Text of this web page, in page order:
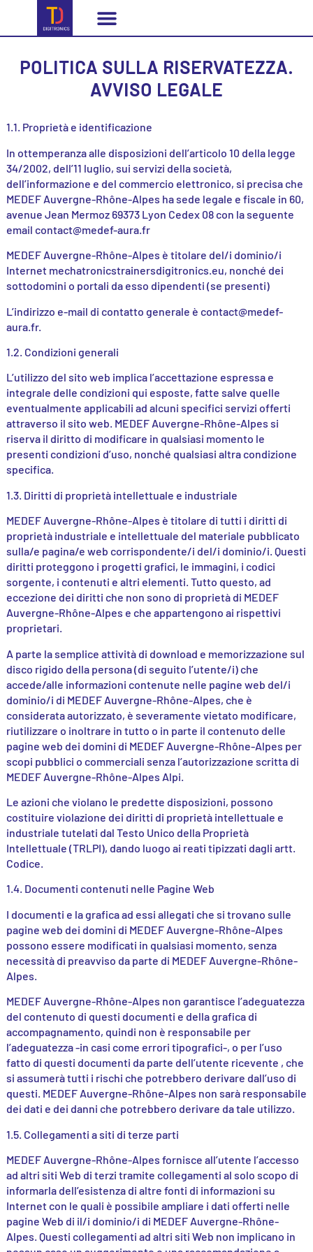
POLITICA SULLA RISERVATEZZA.
AVVISO LEGALE
1.1. Proprietà e identificazione
In ottemperanza alle disposizioni dell’articolo 10 della legge
34/2002, dell’11 luglio, sui servizi della società,
dell’informazione e del commercio elettronico, si precisa che
MEDEF Auvergne-Rhône-Alpes ha sede legale e fiscale in 60,
avenue Jean Mermoz 69373 Lyon Cedex 08 con la seguente
email contact@medef-aura.fr
MEDEF Auvergne-Rhône-Alpes è titolare del/i dominio/i
Internet mechatronicstrainersdigitronics.eu, nonché dei
sottodomini o portali da esso dipendenti (se presenti)
L’indirizzo e-mail di contatto generale è contact@medef-
aura.fr.
1.2. Condizioni generali
L’utilizzo del sito web implica l’accettazione espressa e
integrale delle condizioni qui esposte, fatte salve quelle
eventualmente applicabili ad alcuni specifici servizi offerti
attraverso il sito web. MEDEF Auvergne-Rhône-Alpes si
riserva il diritto di modificare in qualsiasi momento le
presenti condizioni d’uso, nonché qualsiasi altra condizione
specifica.
1.3. Diritti di proprietà intellettuale e industriale
MEDEF Auvergne-Rhône-Alpes è titolare di tutti i diritti di
proprietà industriale e intellettuale del materiale pubblicato
sulla/e pagina/e web corrispondente/i del/i dominio/i. Questi
diritti proteggono i progetti grafici, le immagini, i codici
sorgente, i contenuti e altri elementi. Tutto questo, ad
eccezione dei diritti che non sono di proprietà di MEDEF
Auvergne-Rhône-Alpes e che appartengono ai rispettivi
proprietari.
A parte la semplice attività di download e memorizzazione sul
disco rigido della persona (di seguito l’utente/i) che
accede/alle informazioni contenute nelle pagine web del/i
dominio/i di MEDEF Auvergne-Rhône-Alpes, che è
considerata autorizzato, è severamente vietato modificare,
riutilizzare o inoltrare in tutto o in parte il contenuto delle
pagine web dei domini di MEDEF Auvergne-Rhône-Alpes per
scopi pubblici o commerciali senza l’autorizzazione scritta di
MEDEF Auvergne-Rhône-Alpes Alpi.
Le azioni che violano le predette disposizioni, possono
costituire violazione dei diritti di proprietà intellettuale e
industriale tutelati dal Testo Unico della Proprietà
Intellettuale (TRLPI), dando luogo ai reati tipizzati dagli artt.
Codice.
1.4. Documenti contenuti nelle Pagine Web
I documenti e la grafica ad essi allegati che si trovano sulle
pagine web dei domini di MEDEF Auvergne-Rhône-Alpes
possono essere modificati in qualsiasi momento, senza
necessità di preavviso da parte di MEDEF Auvergne-Rhône-
Alpes.
MEDEF Auvergne-Rhône-Alpes non garantisce l’adeguatezza
del contenuto di questi documenti e della grafica di
accompagnamento, quindi non è responsabile per
l’adeguatezza -in casi come errori tipografici-, o per l’uso
fatto di questi documenti da parte dell’utente ricevente , che
si assumerà tutti i rischi che potrebbero derivare dall’uso di
questi. MEDEF Auvergne-Rhône-Alpes non sarà responsabile
dei dati e dei danni che potrebbero derivare da tale utilizzo.
1.5. Collegamenti a siti di terze parti
MEDEF Auvergne-Rhône-Alpes fornisce all’utente l’accesso
ad altri siti Web di terzi tramite collegamenti al solo scopo di
informarla dell’esistenza di altre fonti di informazioni su
Internet con le quali è possibile ampliare i dati offerti nelle
pagine Web di il/i dominio/i di MEDEF Auvergne-Rhône-
Alpes. Questi collegamenti ad altri siti Web non implicano in